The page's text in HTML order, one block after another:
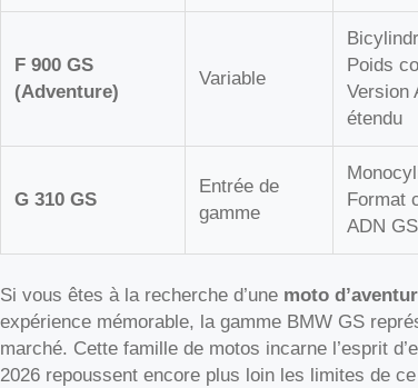
F 900 GS
(Adventure)
Variable
Poids
Version
étendu
G 310 GS
Entrée de
gamme
Format
ADN
Si vous êtes à la recherche d’une moto
expérience mémorable, la gamme BMW GS
marché. Cette famille de motos incarne l’esprit
2026 repoussent encore plus loin les limites de